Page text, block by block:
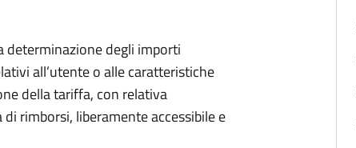
determinazione degli importi
all’utente o alle caratteristiche
della tariffa, con relativa
rimborsi, liberamente accessibile e